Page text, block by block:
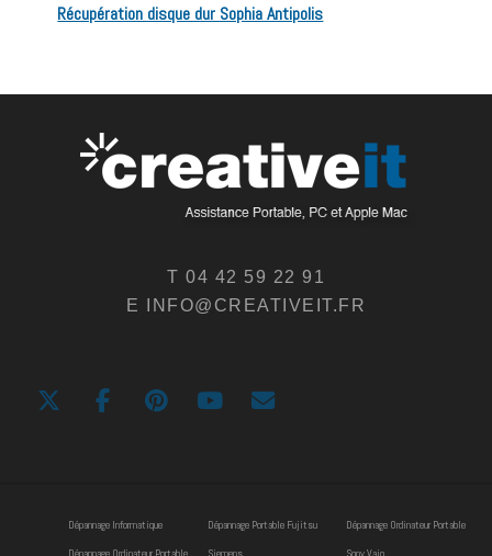
Récupération disque dur Sophia Antipolis
T 04 42 59 22 91
E INFO@CREATIVEIT.FR
Dépannage Informatique
Dépannage Portable Fujitsu
Dépannage Ordinateur Portable